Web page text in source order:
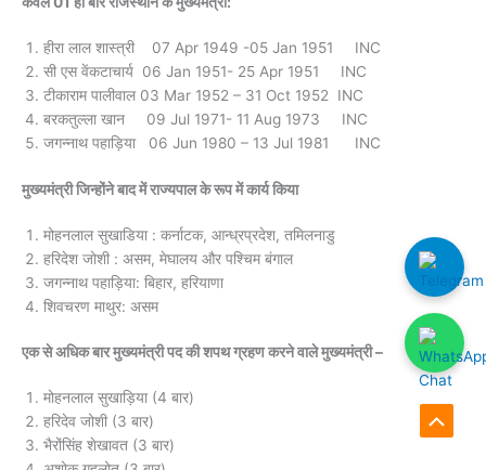
हीरा लाल शास्त्री 07 Apr 1949 -05 Jan 1951 INC
सी एस वेंकटाचार्य 06 Jan 1951- 25 Apr 1951 INC
टीकाराम पालीवाल 03 Mar 1952 – 31 Oct 1952 INC
बरकतुल्ला खान 09 Jul 1971- 11 Aug 1973 INC
जगन्नाथ पहाड़िया 06 Jun 1980 – 13 Jul 1981 INC
मुख्यमंत्री जिन्होंने बाद में राज्यपाल के रूप में कार्य किया
मोहनलाल सुखाडिया : कर्नाटक, आन्ध्रप्रदेश, तमिलनाडु
हरिदेश जोशी : असम, मेघालय और पश्चिम बंगाल
जगन्नाथ पहाड़िया: बिहार, हरियाणा
शिवचरण माथुर: असम
एक से अधिक बार मुख्यमंत्री पद की शपथ ग्रहण करने वाले मुख्यमंत्री –
मोहनलाल सुखाड़िया (4 बार)
हरिदेव जोशी (3 बार)
भैरोंसिंह शेखावत (3 बार)
Scroll